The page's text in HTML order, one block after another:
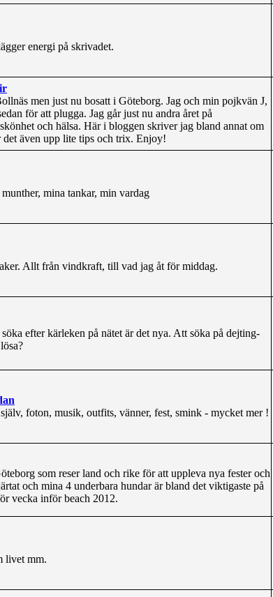
energi på skrivadet.
men just nu bosatt i Göteborg. Jag och min pojkvän J,
för att plugga. Jag går just nu andra året på
och hälsa. Här i bloggen skriver jag bland annat om
även upp lite tips och trix. Enjoy!
mina tankar, min vardag
Allt från vindkraft, till vad jag åt för middag.
efter kärleken på nätet är det nya. Att söka på dejting-
foton, musik, outfits, vänner, fest, smink - mycket mer !
som reser land och rike för att uppleva nya fester och
och mina 4 underbara hundar är bland det viktigaste på
vecka inför beach 2012.
livet mm.